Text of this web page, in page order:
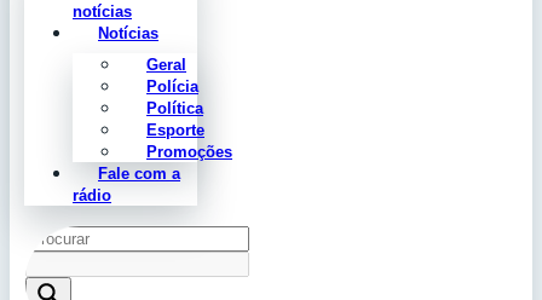
notícias
Notícias
Geral
Polícia
Política
Esporte
Promoções
Fale com a
rádio